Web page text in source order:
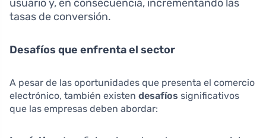
usuario y, en consecuencia, incrementando las
tasas de conversión.
Desafíos que enfrenta el sector
A pesar de las oportunidades que presenta el comercio
electrónico, también existen desafíos significativos
que las empresas deben abordar: